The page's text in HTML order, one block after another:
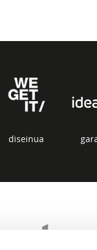
diseinua